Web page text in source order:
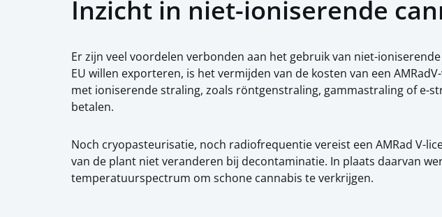
Inzicht in niet-ioniserende
Er zijn veel voordelen verbonden aan het gebruik van niet-
EU willen exporteren, is het vermijden van de kosten van een
met ioniserende straling, zoals röntgenstraling, gammastraling of e-
betalen.
Noch cryopasteurisatie, noch radiofrequentie vereist een AMRad V-
van de plant niet veranderen bij decontaminatie. In plaats daarvan
temperatuurspectrum om schone cannabis te verkrijgen.